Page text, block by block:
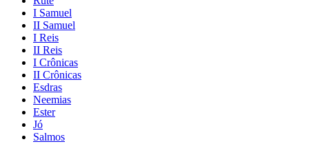
I Samuel
II Samuel
I Reis
II Reis
I Crônicas
II Crônicas
Esdras
Neemias
Ester
Jó
Salmos